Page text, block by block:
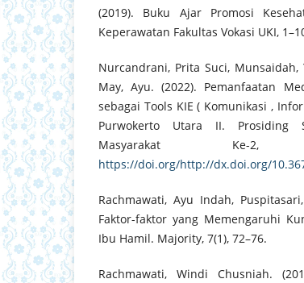
(2019). Buku Ajar Promosi
Keperawatan Fakultas Vokasi UKI,
Nurcandrani, Prita Suci,
May, Ayu. (2022). Pemanfaatan
sebagai Tools KIE ( Komunikasi ,
Purwokerto Utara II. Prosiding
Masyarakat Ke-2,
https://doi.org/http://dx.doi.org/
Rachmawati, Ayu Indah,
Faktor-faktor yang Memengaruhi
Ibu Hamil. Majority, 7(1), 72–76.
Rachmawati, Windi Chusniah.